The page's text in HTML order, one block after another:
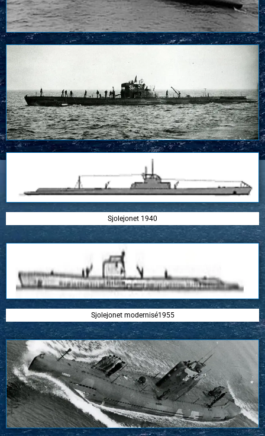
Sjolejonet 1940
Sjolejonet modernisé1955